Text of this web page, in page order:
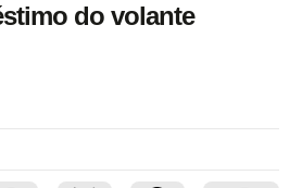
do volante